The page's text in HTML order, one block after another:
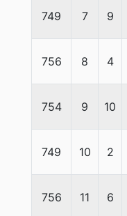
749 7 9
756 8 4
754 9 10
749 10 2
756 11 6